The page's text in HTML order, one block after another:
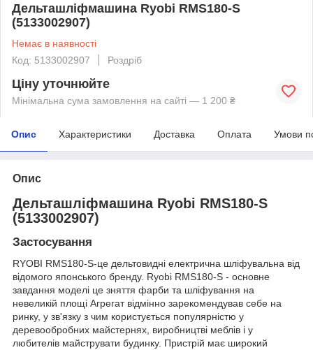
Дельташліфмашина Ryobi RMS180-S
(5133002907)
Немає в наявності
Код: 5133002907
Роздріб
Ціну уточнюйте
Мінімальна сума замовлення на сайті — 1 200 ₴
Опис Характеристики Доставка Оплата Умови
Опис
Дельташліфмашина Ryobi RMS180-S
(5133002907)
Застосування
RYOBI RMS180-S-це дельтовидні електрична шліфувальна від
відомого японського бренду. Ryobi RMS180-S - основне
завдання моделі це зняття фарби та шліфування на
невеликій площі Агрегат відмінно зарекомендував себе на
ринку, у зв'язку з чим користується популярністю у
деревообробних майстернях, виробництві меблів і у
любителів майструвати будинку. Пристрій має широкий